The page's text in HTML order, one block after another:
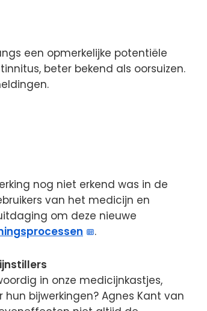
een opmerkelijke potentiële
beter bekend als oorsuizen.
nog niet erkend was in de
van het medicijn en
om deze nieuwe
.
in onze medicijnkastjes,
bijwerkingen? Agnes Kant van